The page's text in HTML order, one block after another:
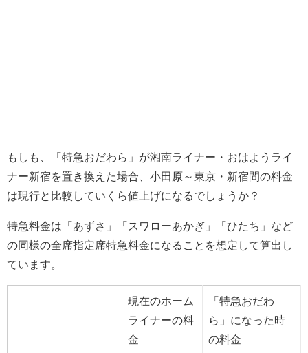
もしも、「特急おだわら」が湘南ライナー・おはようライ
ナー新宿を置き換えた場合、小田原～東京・新宿間の料金
は現行と比較していくら値上げになるでしょうか？
特急料金は「あずさ」「スワローあかぎ」「ひたち」など
の同様の全席指定席特急料金になることを想定して算出し
ています。
現在のホーム
ライナーの料
金
「特急おだわ
ら」になった時
の料金